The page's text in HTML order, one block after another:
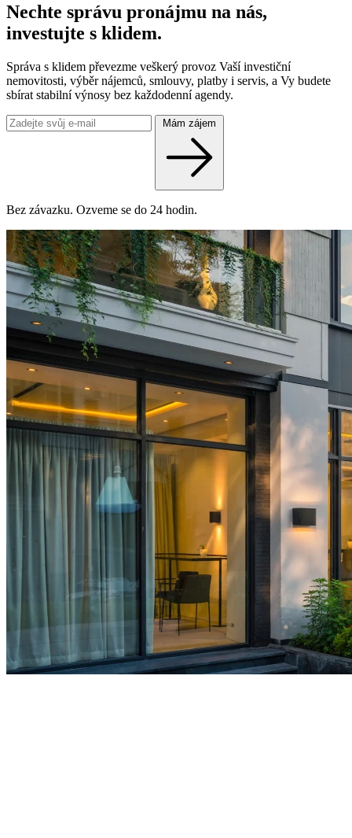
Nechte správu pronájmu na nás,
investujte s klidem.
Správa s klidem převezme veškerý provoz Vaší investiční
nemovitosti, výběr nájemců, smlouvy, platby i servis, a Vy budete
sbírat stabilní výnosy bez každodenní agendy.
Mám zájem
Bez závazku. Ozveme se do 24 hodin.